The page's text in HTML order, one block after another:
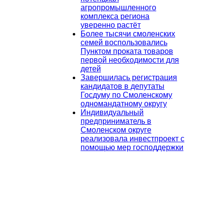
агропромышленного
комплекса региона
уверенно растёт
Более тысячи смоленских
семей воспользовались
Пунктом проката товаров
первой необходимости для
детей
Завершилась регистрация
кандидатов в депутаты
Госдуму по Смоленскому
одномандатному округу
Индивидуальный
предприниматель в
Смоленском округе
реализовала инвестпроект с
помощью мер господдержки